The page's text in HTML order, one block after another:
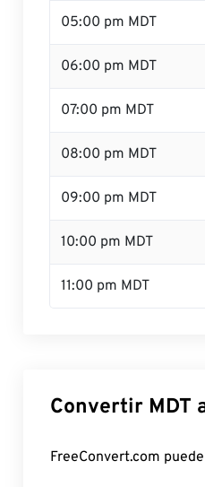
05:00 pm MDT
06:00 pm MDT
07:00 pm MDT
08:00 pm MDT
09:00 pm MDT
10:00 pm MDT
11:00 pm MDT
Convertir MDT
FreeConvert.com